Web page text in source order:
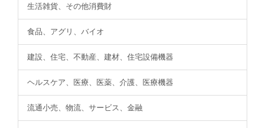
生活雑貨、その他消費財
食品、アグリ、バイオ
建設、住宅、不動産、建材、住宅設備機器
ヘルスケア、医療、医薬、介護、医療機器
流通小売、物流、サービス、金融